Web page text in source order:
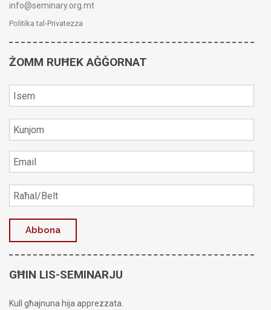
info@seminary.org.mt
Politika tal-Privatezza
ŻOMM RUĦEK AĠĠORNAT
GĦIN LIS-SEMINARJU
Kull għajnuna hija apprezzata.